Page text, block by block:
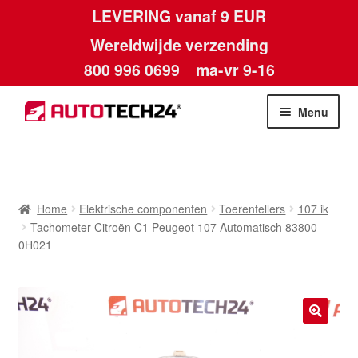
LEVERING vanaf 9 EUR
Wereldwijde verzending
800 996 0699 ma-vr 9-16
Ga
door
Ga
naar
Menu
Algemene voorwaarden
Home Elektrische componenten Toerentellers
107 ik
Tachometer Citroën C1 Peugeot 107 Automatisch 83800-
0H021